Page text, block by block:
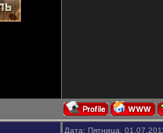
Дата: Пятница,